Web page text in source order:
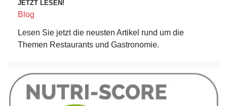
JETZT LESEN!
Blog
Lesen Sie jetzt die neusten Artikel rund um die
Themen Restaurants und Gastronomie.